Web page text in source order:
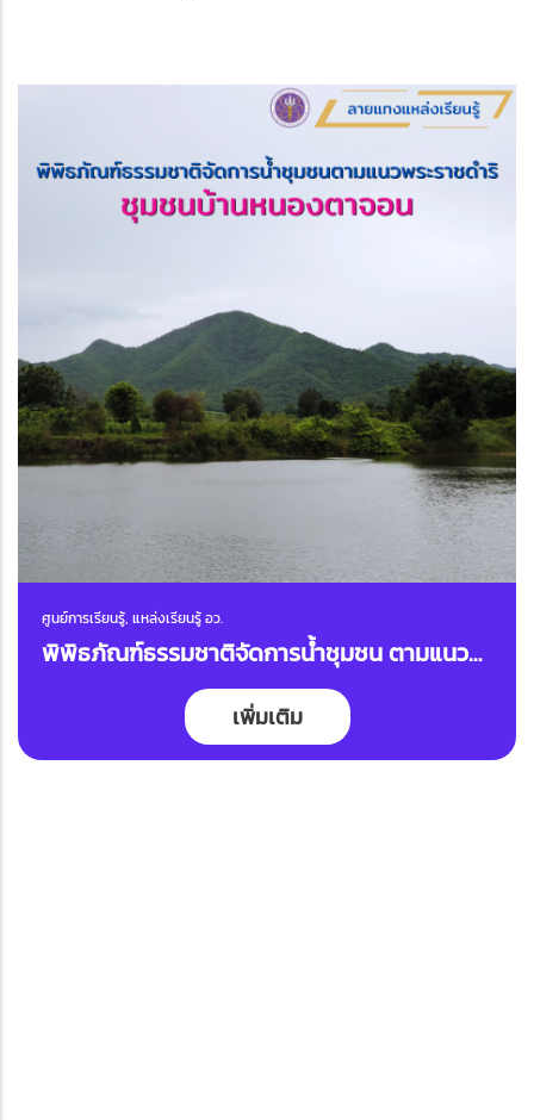
ศูนย์การเรียนรู้, แหล่งเรียนรู้ อว.
พิพิธภัณฑ์ธรรมชาติจัดการน้ำชุมชน ตามแนว
พระราชดำริชุมชนบ้านหนองตาจอน
เพิ่มเติม